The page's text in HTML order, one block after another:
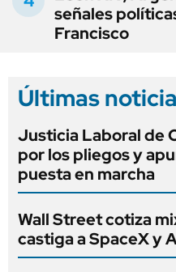
señales
Francisco
Últimas
Justicia Laboral de
por los pliegos y
puesta en marcha
Wall Street cotiza
castiga a SpaceX y